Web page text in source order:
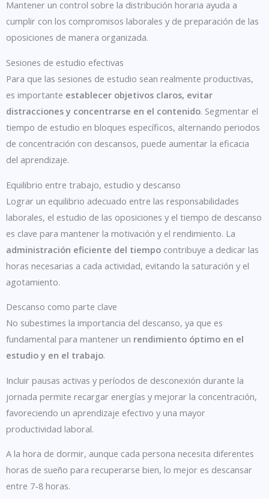
Mantener un control sobre la distribución horaria ayuda a
cumplir con los compromisos laborales y de preparación de las
oposiciones de manera organizada.
Sesiones de estudio efectivas
Para que las sesiones de estudio sean realmente productivas,
es importante establecer objetivos claros, evitar
distracciones y concentrarse en el contenido. Segmentar el
tiempo de estudio en bloques específicos, alternando periodos
de concentración con descansos, puede aumentar la eficacia
del aprendizaje.
Equilibrio entre trabajo, estudio y descanso
Lograr un equilibrio adecuado entre las responsabilidades
laborales, el estudio de las oposiciones y el tiempo de descanso
es clave para mantener la motivación y el rendimiento. La
administración eficiente del tiempo contribuye a dedicar las
horas necesarias a cada actividad, evitando la saturación y el
agotamiento.
Descanso como parte clave
No subestimes la importancia del descanso, ya que es
fundamental para mantener un rendimiento óptimo en el
estudio y en el trabajo.
Incluir pausas activas y períodos de desconexión durante la
jornada permite recargar energías y mejorar la concentración,
favoreciendo un aprendizaje efectivo y una mayor
productividad laboral.
A la hora de dormir, aunque cada persona necesita diferentes
horas de sueño para recuperarse bien, lo mejor es descansar
entre 7-8 horas.